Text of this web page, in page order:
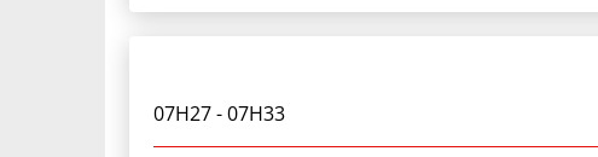
07H27- 07H33